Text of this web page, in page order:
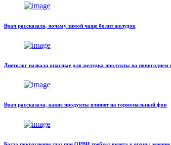
Врач рассказала, почему зимой чаще болит желудок
Диетолог назвала опасные для желудка продукты на новогоднем
Врач рассказала, какие продукты влияют на гормональный фон
Когда покраснение глаз при ОРВИ требует визита к врачу: мнение